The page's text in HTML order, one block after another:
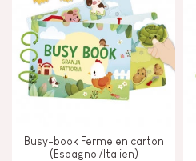
Busy-book Ferme en carton
(Espagnol/Italien)